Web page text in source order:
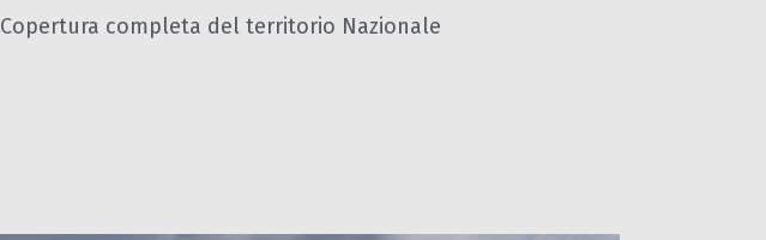
Copertura completa del territorio Nazionale